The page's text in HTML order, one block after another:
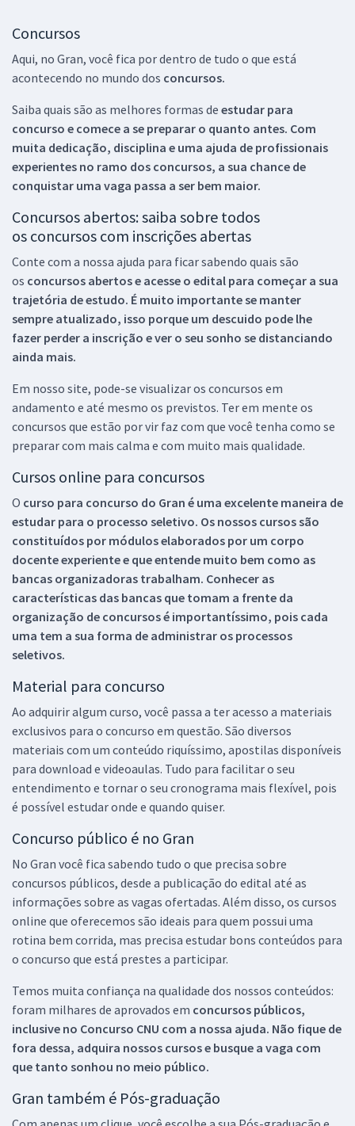
Concursos
Aqui, no Gran, você fica por dentro de tudo o que está
acontecendo no mundo dos concursos.
Saiba quais são as melhores formas de estudar para
concurso e comece a se preparar o quanto antes. Com
muita dedicação, disciplina e uma ajuda de profissionais
experientes no ramo dos concursos, a sua chance de
conquistar uma vaga passa a ser bem maior.
Concursos abertos: saiba sobre todos
os concursos com inscrições abertas
Conte com a nossa ajuda para ficar sabendo quais são
os concursos abertos e acesse o edital para começar a sua
trajetória de estudo. É muito importante se manter
sempre atualizado, isso porque um descuido pode lhe
fazer perder a inscrição e ver o seu sonho se distanciando
ainda mais.
Em nosso site, pode-se visualizar os concursos em
andamento e até mesmo os previstos. Ter em mente os
concursos que estão por vir faz com que você tenha como se
preparar com mais calma e com muito mais qualidade.
Cursos online para concursos
O curso para concurso do Gran é uma excelente maneira de
estudar para o processo seletivo. Os nossos cursos são
constituídos por módulos elaborados por um corpo
docente experiente e que entende muito bem como as
bancas organizadoras trabalham. Conhecer as
características das bancas que tomam a frente da
organização de concursos é importantíssimo, pois cada
uma tem a sua forma de administrar os processos
seletivos.
Material para concurso
Ao adquirir algum curso, você passa a ter acesso a materiais
exclusivos para o concurso em questão. São diversos
materiais com um conteúdo riquíssimo, apostilas disponíveis
para download e videoaulas. Tudo para facilitar o seu
entendimento e tornar o seu cronograma mais flexível, pois
é possível estudar onde e quando quiser.
Concurso público é no Gran
No Gran você fica sabendo tudo o que precisa sobre
concursos públicos, desde a publicação do edital até as
informações sobre as vagas ofertadas. Além disso, os cursos
online que oferecemos são ideais para quem possui uma
rotina bem corrida, mas precisa estudar bons conteúdos para
o concurso que está prestes a participar.
Temos muita confiança na qualidade dos nossos conteúdos:
foram milhares de aprovados em concursos públicos,
inclusive no Concurso CNU com a nossa ajuda. Não fique de
fora dessa, adquira nossos cursos e busque a vaga com
que tanto sonhou no meio público.
Gran também é Pós-graduação